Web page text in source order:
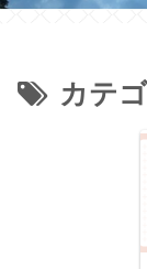
カテ